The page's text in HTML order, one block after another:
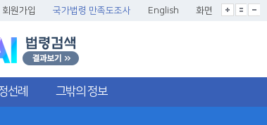
회원가입 국가법령 만족도조사 English 화면
대초기화
소
선례 그밖의 정보